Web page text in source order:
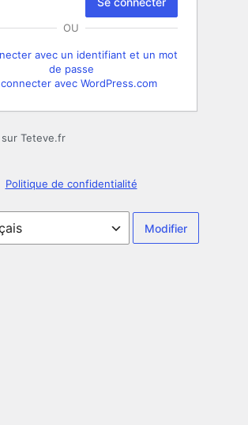
OU
avec un identifiant et un mot
de passe
connecter avec WordPress.com
Teteve.fr
Politique de confidentialité